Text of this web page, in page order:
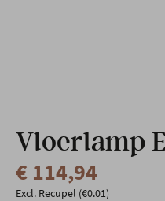
Vloerlamp
€ 114,94
Excl. Recupel (€0.01)